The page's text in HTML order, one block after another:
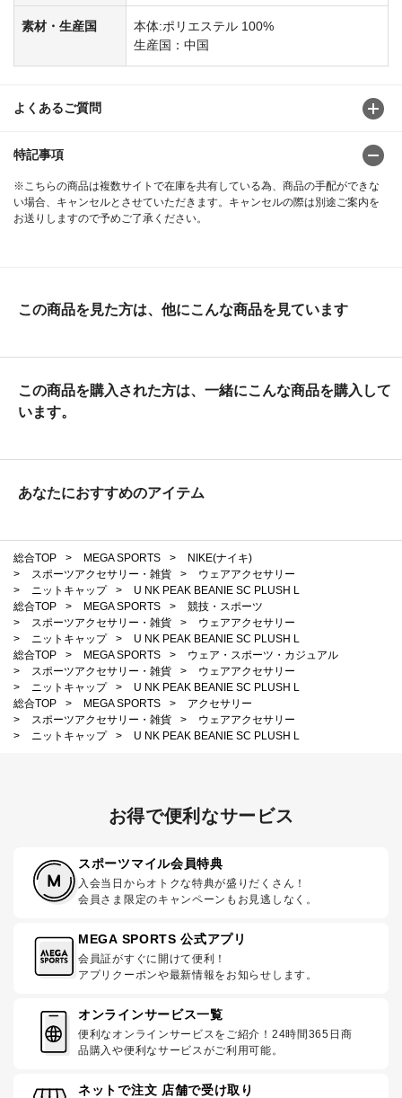
素材・生産国
本体:ポリエステル 100%
生産国：中国
よくあるご質問
特記事項
※こちらの商品は複数サイトで在庫を共有している為、商品の手配ができな
い場合、キャンセルとさせていただきます。キャンセルの際は別途ご案内を
お送りしますので予めご了承ください。
この商品を見た方は、他にこんな商品を見ています
この商品を購入された方は、一緒にこんな商品を購入して
います。
あなたにおすすめのアイテム
総合TOP > MEGA SPORTS >
NIKE(ナイキ)
>
スポーツアクセサリー・雑貨 >
ウェアアクセサリー
>
ニットキャップ >
U NK PEAK BEANIE SC PLUSH L
総合TOP
> MEGA SPORTS >
競技・スポーツ
>
スポーツアクセサリー・雑貨 >
ウェアアクセサリー
>
ニットキャップ >
U NK PEAK BEANIE SC PLUSH L
総合TOP
> MEGA SPORTS >
ウェア・スポーツ・カジュアル
>
スポーツアクセサリー・雑貨 >
ウェアアクセサリー
>
ニットキャップ >
U NK PEAK BEANIE SC PLUSH L
総合TOP
> MEGA SPORTS >
アクセサリー
>
スポーツアクセサリー・雑貨 >
ウェアアクセサリー
>
ニットキャップ > U NK PEAK BEANIE SC PLUSH L
お得で便利なサービス
スポーツマイル会員特典
入会当日からオトクな特典が盛りだくさん！
会員さま限定のキャンペーンもお見逃しなく。
MEGA SPORTS 公式アプリ
会員証がすぐに開けて便利！
アプリクーポンや最新情報をお知らせします。
オンラインサービス一覧
便利なオンラインサービスをご紹介！24時間365日商
品購入や便利なサービスがご利用可能。
ネットで注文 店舗で受け取り